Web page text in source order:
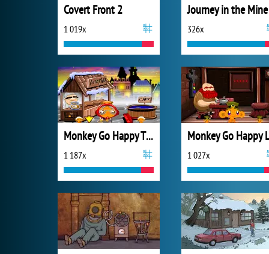
Covert Front 2
1 019x
Journey in the Mine
326x
Monkey Go Happy Thanksgiving
1 187x 1 027x